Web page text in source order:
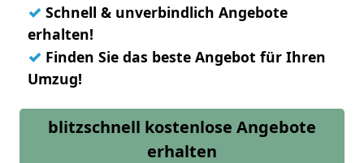
✓ Schnell & unverbindlich Angebote
erhalten!
✓ Finden Sie das beste Angebot für Ihren
Umzug!
blitzschnell kostenlose Angebote
erhalten